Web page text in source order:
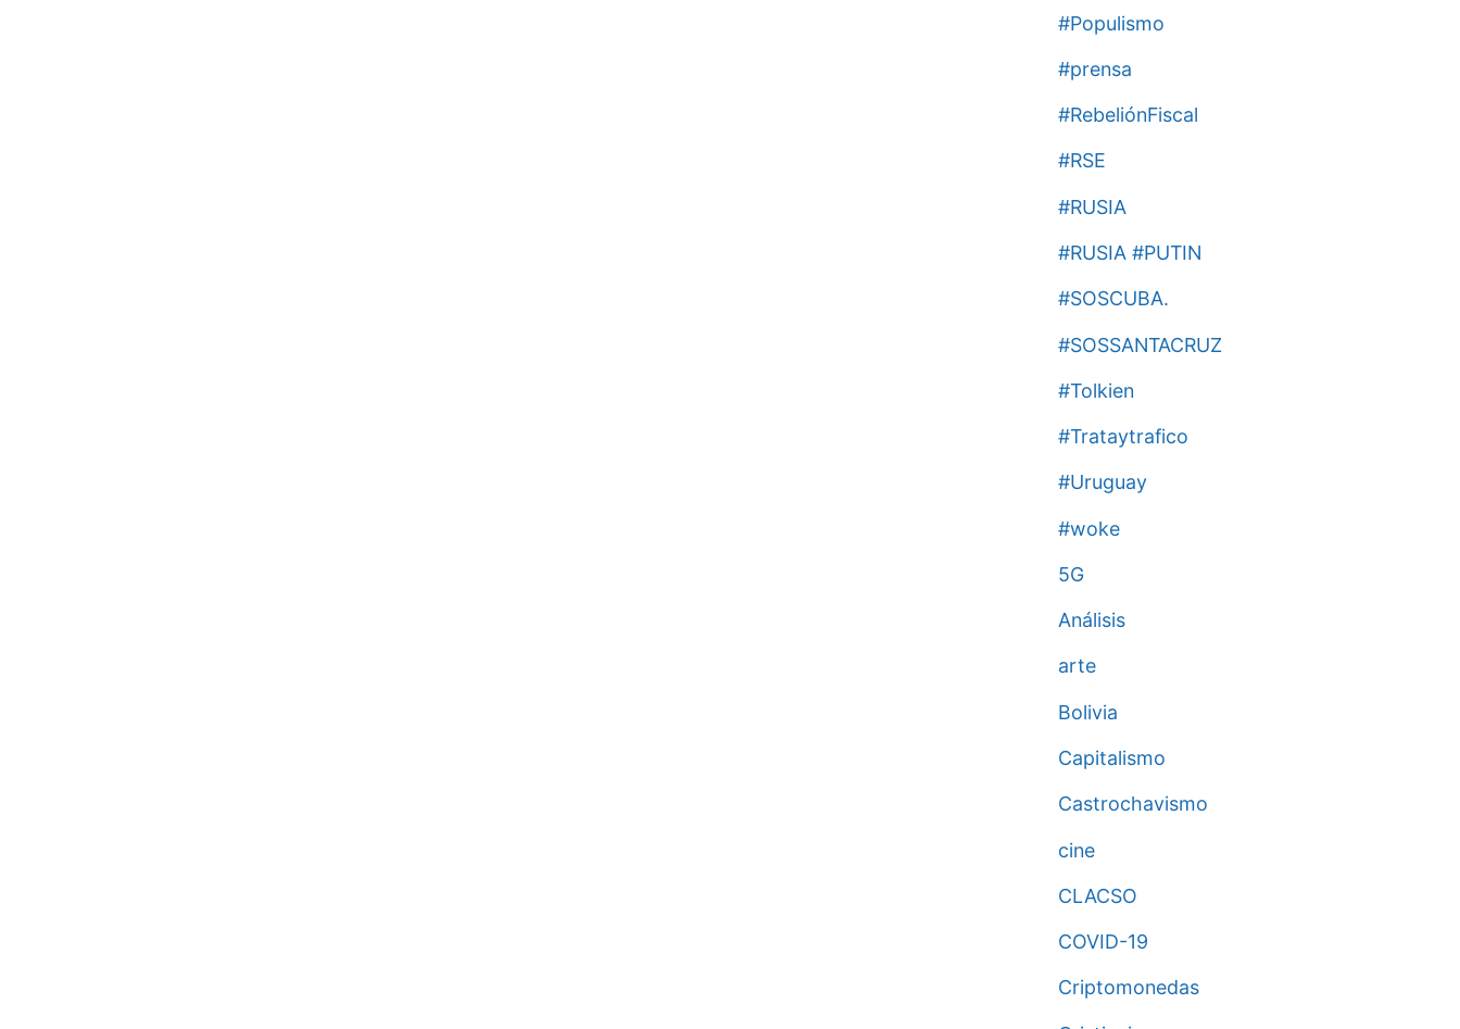
#Populismo
#prensa
#RebeliónFiscal
#RSE
#RUSIA
#RUSIA #PUTIN
#SOSCUBA.
#SOSSANTACRUZ
#Tolkien
#Trataytrafico
#Uruguay
#woke
5G
Análisis
arte
Bolivia
Capitalismo
Castrochavismo
cine
CLACSO
COVID-19
Criptomonedas